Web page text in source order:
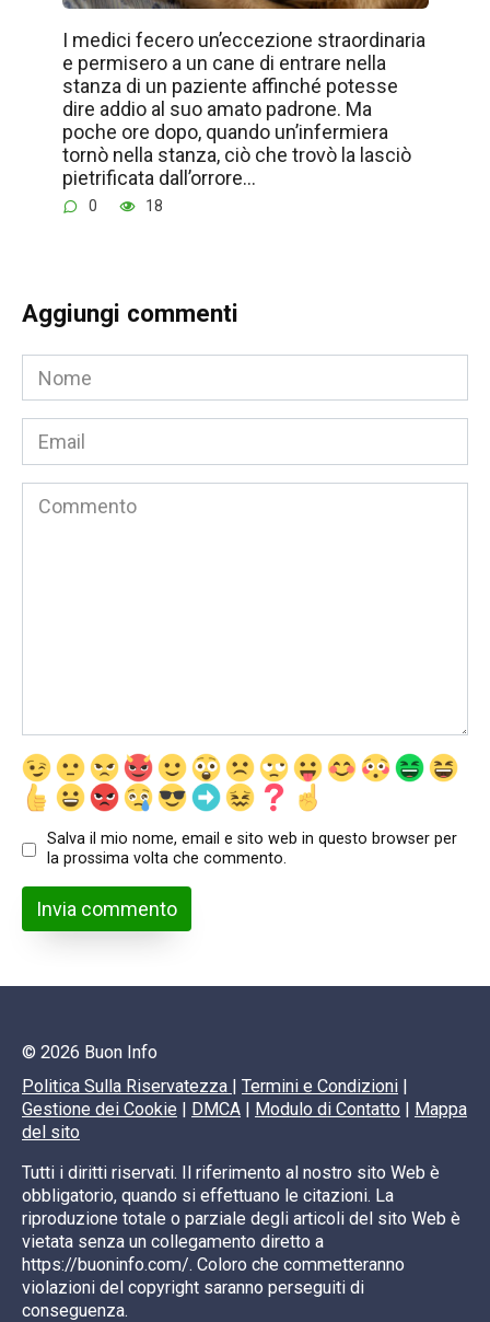
I medici fecero un’eccezione straordinaria
e permisero a un cane di entrare nella
stanza di un paziente affinché potesse
dire addio al suo amato padrone. Ma
poche ore dopo, quando un’infermiera
tornò nella stanza, ciò che trovò la lasciò
pietrificata dall’orrore…
0 18
Aggiungi commenti
Nome
Email
Commento
Salva il mio nome, email e sito web in questo browser per
la prossima volta che commento.
© 2026 Buon Info
Politica Sulla Riservatezza
Termini e Condizioni
Gestione dei Cookie
DMCA Modulo di Contatto
Mappa
del sito
Tutti i diritti riservati. Il riferimento al nostro sito Web è
obbligatorio, quando si effettuano le citazioni. La
riproduzione totale o parziale degli articoli del sito Web è
vietata senza un collegamento diretto a
https://buoninfo.com/. Coloro che commetteranno
violazioni del copyright saranno perseguiti di
conseguenza.